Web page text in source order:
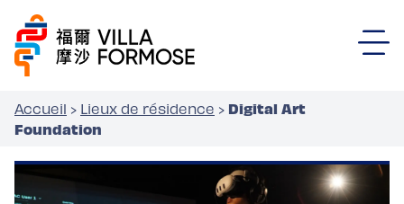
Accueil › Lieux de résidence › Digital Art
Foundation